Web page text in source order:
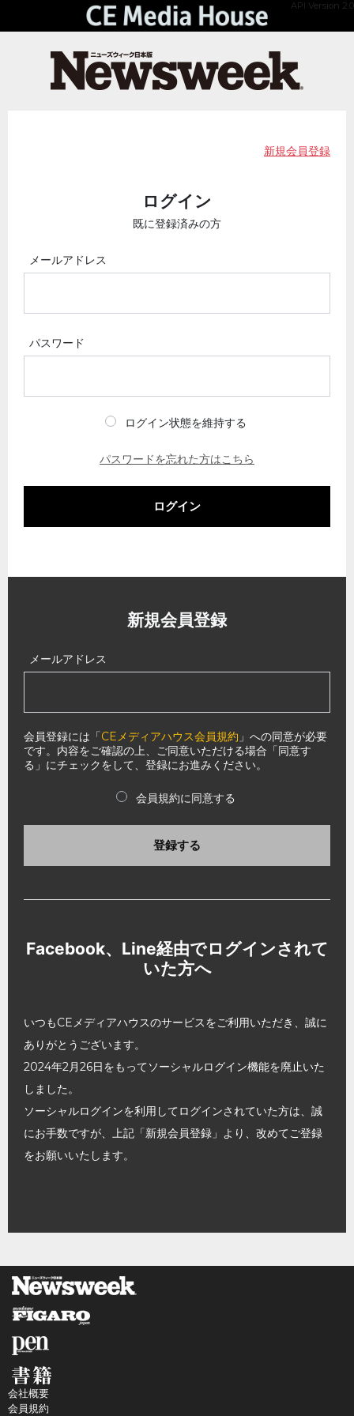
API Version 2.0
新規会員登録
ログイン
既に登録済みの方
メールアドレス
パスワード
ログイン状態を維持する
パスワードを忘れた方はこちら
ログイン
新規会員登録
メールアドレス
会員登録には「CEメディアハウス会員規約 」への同意が必要
です。内容をご確認の上、ご同意いただける場合「同意す
る」にチェックをして、登録にお進みください。
会員規約に同意する
登録する
Facebook、Line経由でログインされて
いた方へ
いつもCEメディアハウスのサービスをご利用いただき、誠に
ありがとうございます。
2024年2月26日をもってソーシャルログイン機能を廃止いた
しました。
ソーシャルログインを利用してログインされていた方は、誠
にお手数ですが、上記「新規会員登録」より、改めてご登録
をお願いいたします。
会社概要
会員規約